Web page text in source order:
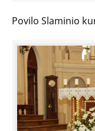
Povilo Slaminio